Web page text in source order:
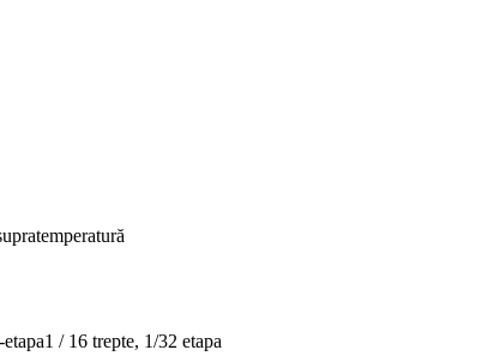
/ 16 trepte, 1/32 etapa